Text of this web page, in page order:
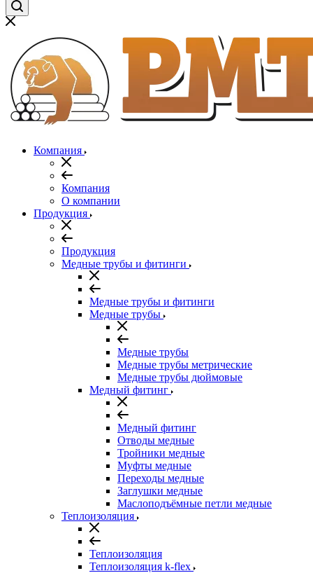
Компания
Компания
О компании
Продукция
Продукция
Медные трубы и фитинги
Медные трубы и фитинги
Медные трубы
Медные трубы
Медные трубы метрические
Медные трубы дюймовые
Медный фитинг
Медный фитинг
Отводы медные
Тройники медные
Муфты медные
Переходы медные
Заглушки медные
Маслоподъёмные петли медные
Теплоизоляция
Теплоизоляция
Теплоизоляция k-flex